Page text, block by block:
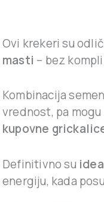
Ovi krekeri su
masti – bez
Kombinacija
vrednost, pa
kupovne
Definitivno su
energiju, kada